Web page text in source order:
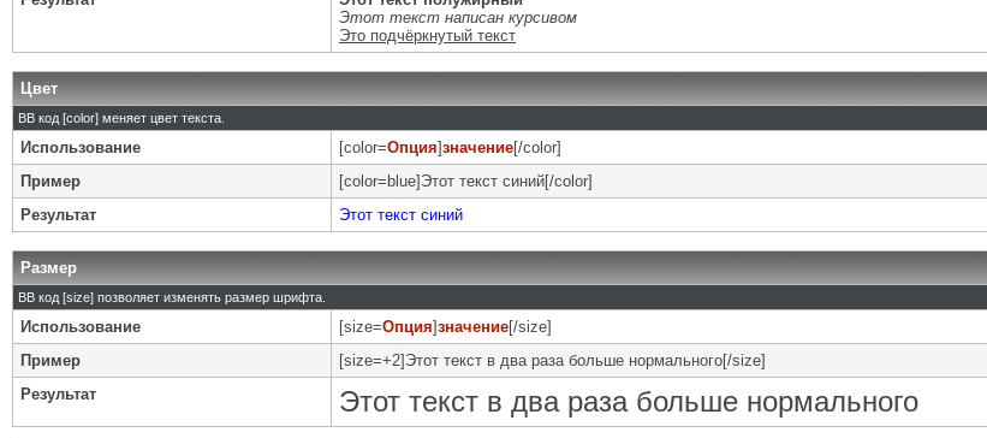
Этот текст написан курсивом
Это подчёркнутый текст
Цвет
BB код [color] меняет цвет текста.
Использование [color=Опция]значение[/color]
Пример
[color=blue]Этот текст синий[/color]
Результат
Этот текст синий
Размер
BB код [size] позволяет изменять размер шрифта.
Использование [size=Опция]значение[/size]
Пример
[size=+2]Этот текст в два раза больше нормального[/size]
Результат
Этот текст в два раза больше нормального